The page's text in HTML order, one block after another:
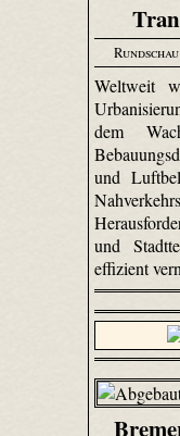
Weltweit
dem
und
und
effizient